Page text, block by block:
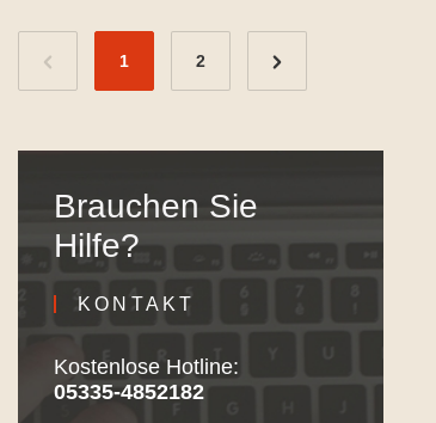
1 2
Brauchen Sie
Hilfe?
KONTAKT
Kostenlose Hotline:
05335-4852182